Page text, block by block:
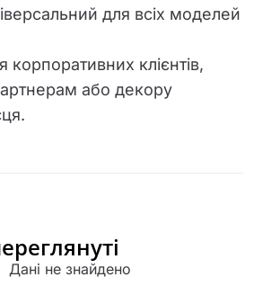
для всіх моделей
корпоративних клієнтів,
або декору
Дані не знайдено